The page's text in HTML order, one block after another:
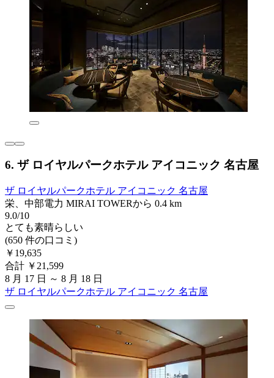
6. ザ ロイヤルパークホテル アイコニック 名古屋
ザ ロイヤルパークホテル アイコニック 名古屋
栄、中部電力 MIRAI TOWERから 0.4 km
9.0/10
とても素晴らしい
(650 件の口コミ)
￥19,635
合計 ￥21,599
8 月 17 日 ～ 8 月 18 日
ザ ロイヤルパークホテル アイコニック 名古屋